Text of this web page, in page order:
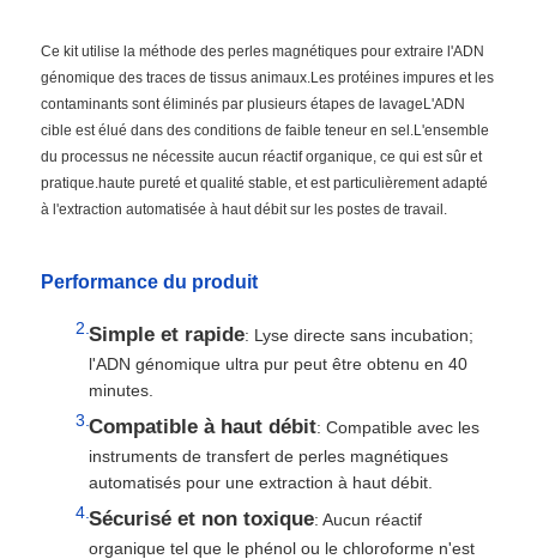
Ce kit utilise la méthode des perles magnétiques pour extraire l'ADN
génomique des traces de tissus animaux.Les protéines impures et les
contaminants sont éliminés par plusieurs étapes de lavageL'ADN
cible est élué dans des conditions de faible teneur en sel.L'ensemble
du processus ne nécessite aucun réactif organique, ce qui est sûr et
pratique.haute pureté et qualité stable, et est particulièrement adapté
à l'extraction automatisée à haut débit sur les postes de travail.
Performance du produit
Simple et rapide: Lyse directe sans incubation;
l'ADN génomique ultra pur peut être obtenu en 40
minutes.
Compatible à haut débit: Compatible avec les
instruments de transfert de perles magnétiques
automatisés pour une extraction à haut débit.
Sécurisé et non toxique: Aucun réactif
organique tel que le phénol ou le chloroforme n'est